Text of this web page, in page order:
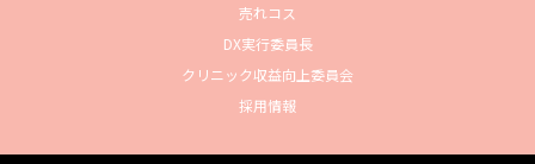
売れコス
DX実行委員長
クリニック収益向上委員会
採用情報